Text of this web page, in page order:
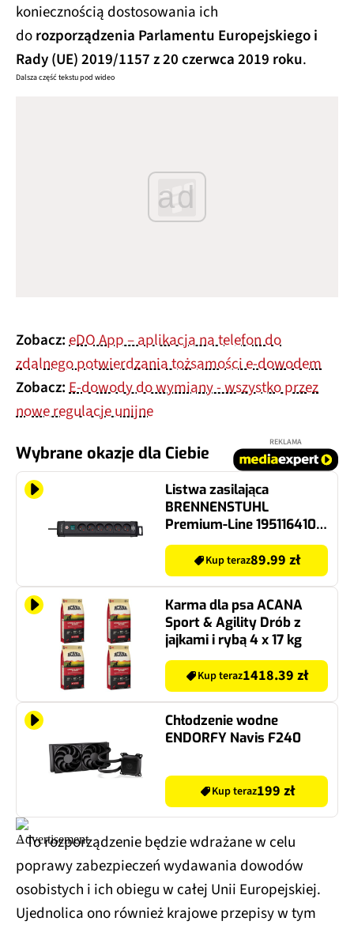
koniecznością dostosowania ich
dorozporządzenia Parlamentu Europejskiego i
Rady (UE) 2019/1157 z 20 czerwca 2019 roku.
Dalsza część tekstu pod wideo
ad
Zobacz:eDO App – aplikacja na telefon do
zdalnego potwierdzania tożsamości e-dowodem
Zobacz:E-dowody do wymiany - wszystko przez
nowe regulacje unijne
Wybrane okazje dla Ciebie
REKLAMA
Listwa zasilająca
BRENNENSTUHL
Premium-Line 1951164100
(3 m) Czarny
Kup teraz89.99 zł
Karma dla psa ACANA
Sport & Agility Drób z
jajkami i rybą 4 x 17 kg
Kup teraz1418.39 zł
Chłodzenie wodne
ENDORFY Navis F240
Kup teraz199 zł
– To rozporządzenie będzie wdrażane w celu
poprawy zabezpieczeń wydawania dowodów
osobistych i ich obiegu w całej Unii Europejskiej.
Ujednolica ono również krajowe przepisy w tym